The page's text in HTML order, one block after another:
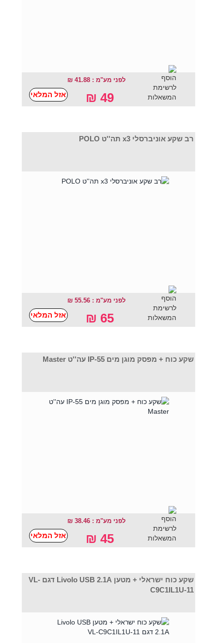
לפני מע"מ : 41.88 ₪
49 ₪ אזל המלאי
רב שקע אוניברסלי x3 תה''ט POLO
לפני מע"מ : 55.56 ₪
65 ₪ אזל המלאי
שקע כוח + מפסק מוגן מים IP-55 עה''ט Master
לפני מע"מ : 38.46 ₪
45 ₪ אזל המלאי
שקע כוח ישראלי + מטען Livolo USB 2.1A דגם VL-
C9C1IL1U-11